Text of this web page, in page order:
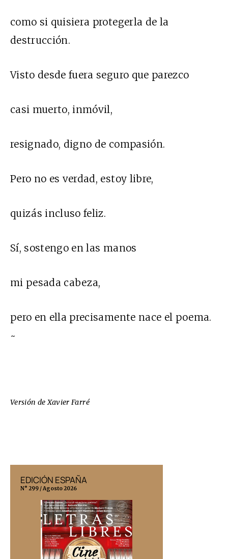
como si quisiera protegerla de la
destrucción.
Visto desde fuera seguro que parezco
casi muerto, inmóvil,
resignado, digno de compasión.
Pero no es verdad, estoy libre,
quizás incluso feliz.
Sí, sostengo en las manos
mi pesada cabeza,
pero en ella precisamente nace el poema.
~
Versión de Xavier Farré
EDICIÓN ESPAÑA
N° 299 / Agosto 2026